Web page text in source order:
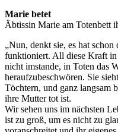
Marie betet
Äbtissin Marie am Totenbett
„Nun, denkt sie, es hat
funktioniert. All diese Kraft
nicht imstande, in Toten das
heraufzubeschwören. Sie
Töchtern, und ganz langsam
ihre Mutter tot ist.
Wir sehen uns im nächsten
ist zu groß, um es nicht zu